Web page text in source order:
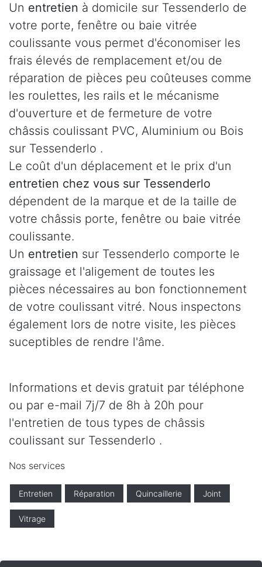
Un entretien à domicile sur Tessenderlo de
votre porte, fenêtre ou baie vitrée
coulissante vous permet d'économiser les
frais élevés de remplacement et/ou de
réparation de pièces peu coûteuses comme
les roulettes, les rails et le mécanisme
d'ouverture et de fermeture de votre
châssis coulissant PVC, Aluminium ou Bois
sur Tessenderlo .
Le coût d'un déplacement et le prix d'un
entretien chez vous sur Tessenderlo
dépendent de la marque et de la taille de
votre châssis porte, fenêtre ou baie vitrée
coulissante.
Un entretien sur Tessenderlo comporte le
graissage et l'aligement de toutes les
pièces nécessaires au bon fonctionnement
de votre coulissant vitré. Nous inspectons
également lors de notre visite, les pièces
suceptibles de rendre l'âme.
Informations et devis gratuit par téléphone
ou par e-mail 7j/7 de 8h à 20h pour
l'entretien de tous types de châssis
coulissant sur Tessenderlo .
Nos services
Entretien Réparation Quincaillerie Joint
Vitrage